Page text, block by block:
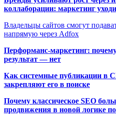
коллаборации: маркетинг
Владельцы сайтов смогут
напрямую через Adfox
Перформанс-маркетинг:
результат — нет
Как системные публикации в
закрепляют его в поиске
Почему классическое SEO
продвижения в новой логике